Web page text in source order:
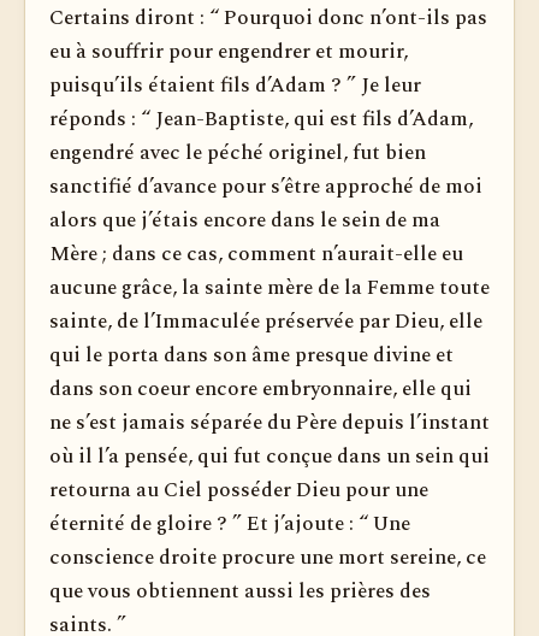
Certains diront : “ Pourquoi donc n’ont-ils pas
eu à souffrir pour engendrer et mourir,
puisqu’ils étaient fils d’Adam ? ” Je leur
réponds : “ Jean-Baptiste, qui est fils d’Adam,
engendré avec le péché originel, fut bien
sanctifié d’avance pour s’être approché de moi
alors que j’étais encore dans le sein de ma
Mère ; dans ce cas, comment n’aurait-elle eu
aucune grâce, la sainte mère de la Femme toute
sainte, de l’Immaculée préservée par Dieu, elle
qui le porta dans son âme presque divine et
dans son coeur encore embryonnaire, elle qui
ne s’est jamais séparée du Père depuis l’instant
où il l’a pensée, qui fut conçue dans un sein qui
retourna au Ciel posséder Dieu pour une
éternité de gloire ? ” Et j’ajoute : “ Une
conscience droite procure une mort sereine, ce
que vous obtiennent aussi les prières des
saints. ”